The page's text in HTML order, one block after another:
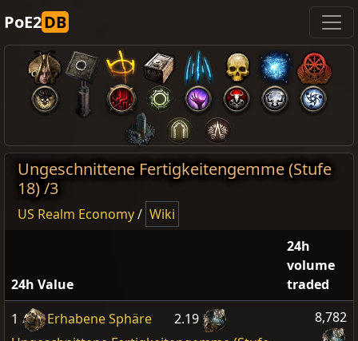
PoE2DB
Ungeschnittene Fertigkeitengemme (Stufe
18) /3
US Realm Economy/ Wiki
24h Value
24h
volume
traded
1
Erhabene Sphäre
2.19
8,782